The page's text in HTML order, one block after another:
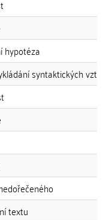
hypotéza
syntaktických
textu